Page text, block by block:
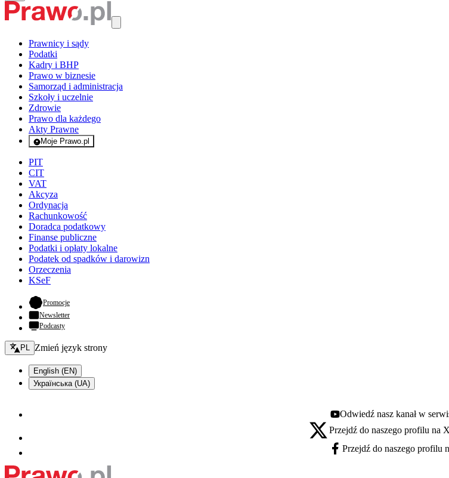
Prawnicy i sądy
Podatki
Kadry i BHP
Prawo w biznesie
Samorząd i administracja
Szkoły i uczelnie
Zdrowie
Prawo dla każdego
Akty Prawne
Moje Prawo.pl
- rejestracja i logowanie do serwisu
PIT
CIT
VAT
Akcyza
Ordynacja
Rachunkowość
Doradca podatkowy
Finanse publiczne
Podatki i opłaty lokalne
Podatek od spadków i darowizn
Orzeczenia
KSeF
Promocje- otwiera się w nowej karcie
Newsletter
Podcasty
Zmień język - bieżący:
PL Zmień język strony
English (EN)
Українська (UA)
Youtube - otwiera się w nowej karcie
Odwiedź nasz kanał w
X - otwiera się w nowej karcie
Przejdź do naszego profilu na
Facebook - otwiera się w nowej karcie
Przejdź do naszego profilu